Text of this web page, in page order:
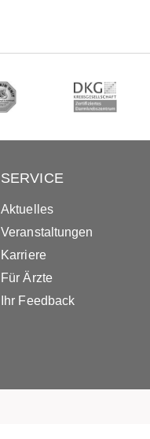
SERVICE
Aktuelles
Veranstaltungen
Karriere
Für Ärzte
Ihr Feedback